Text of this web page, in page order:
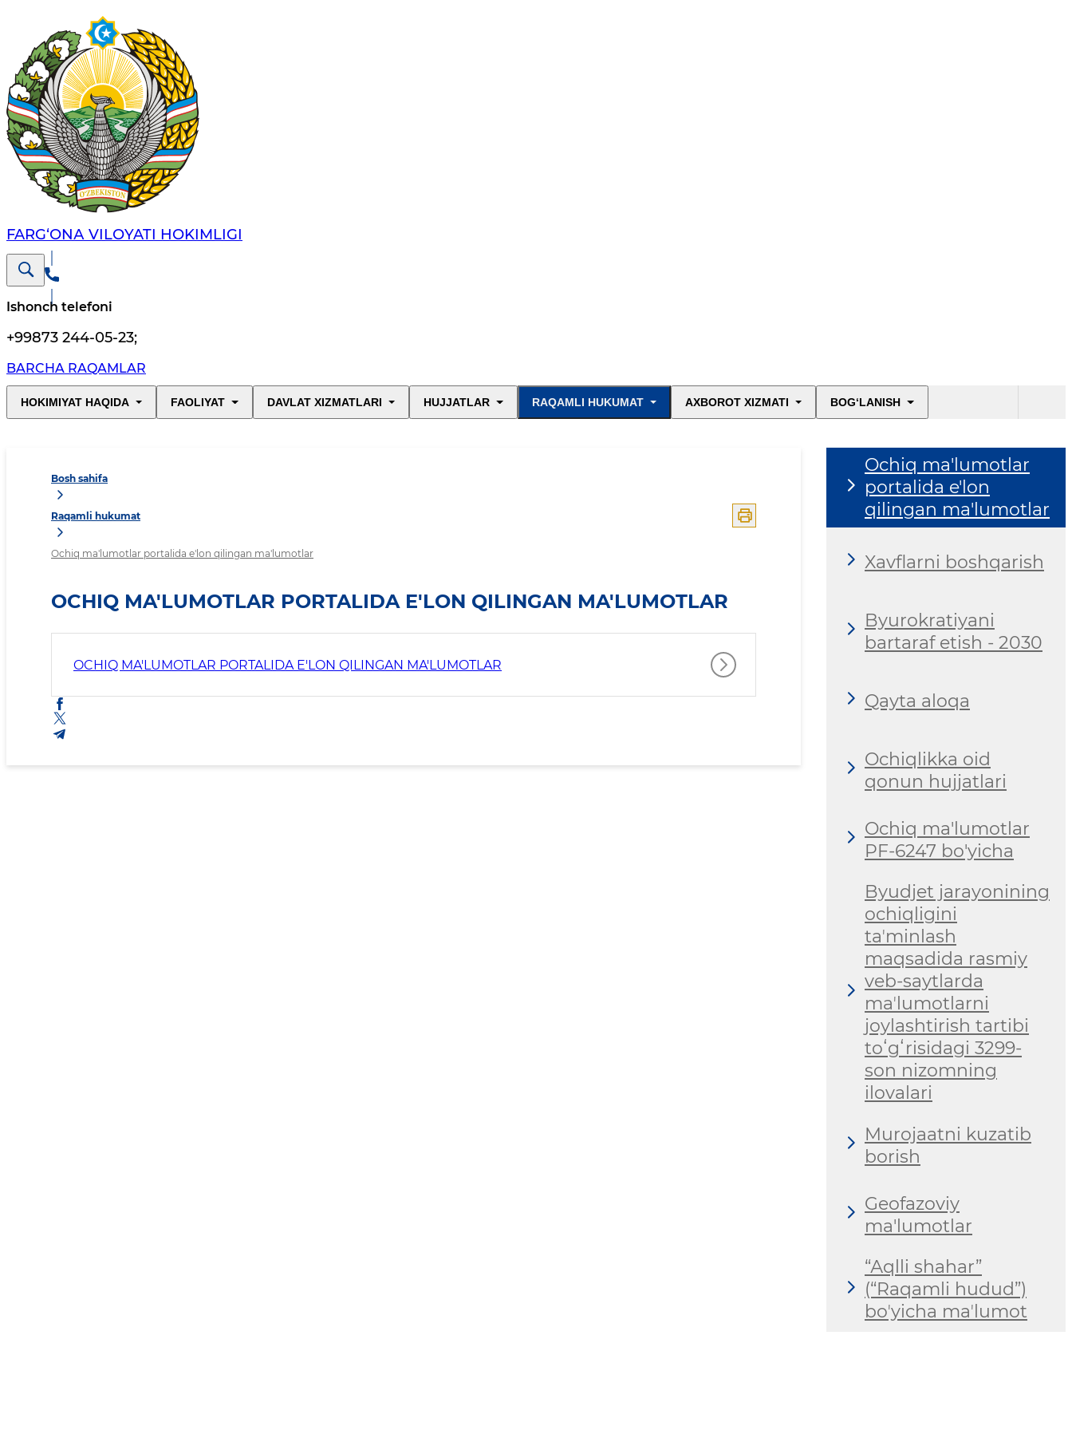
FARG‘ОNА VILОYATI HОKIMLIGI
Ishonch telefoni
+99873 244-05-23;
BARCHA RAQAMLAR
HOKIMIYAT HAQIDA FAOLIYAT DAVLAT XIZMATLARI HUJJATLAR RAQAMLI HUKUMAT AXBOROT XIZMATI BOG‘LANISH
Bosh sahifa
Raqamli hukumat
Ochiq ma'lumotlar portalida e'lon qilingan ma'lumotlar
OCHIQ MA'LUMOTLAR PORTALIDA E'LON QILINGAN MA'LUMOTLAR
OCHIQ MA'LUMOTLAR PORTALIDA E'LON QILINGAN MA'LUMOTLAR
Ochiq ma'lumotlar
portalida e'lon
qilingan ma'lumotlar
Xavflarni boshqarish
Byurokratiyani
bartaraf etish - 2030
Qayta aloqa
Ochiqlikka oid
qonun hujjatlari
Ochiq ma'lumotlar
PF-6247 bo'yicha
Byudjet jarayonining
ochiqligini
taʼminlash
maqsadida rasmiy
veb-saytlarda
maʼlumotlarni
joylashtirish tartibi
toʻgʻrisidagi 3299-
son nizomning
ilovalari
Murojaatni kuzatib
borish
Geofazoviy
ma'lumotlar
“Аqlli shahar”
(“Raqamli hudud”)
boʼyicha maʼlumot